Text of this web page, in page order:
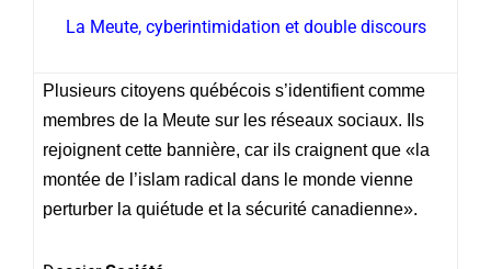
La Meute, cyberintimidation et double discours
Plusieurs citoyens québécois s’identifient comme
membres de la Meute sur les réseaux sociaux. Ils
rejoignent cette bannière, car ils craignent que «la
montée de l’islam radical dans le monde vienne
perturber la quiétude et la sécurité canadienne».